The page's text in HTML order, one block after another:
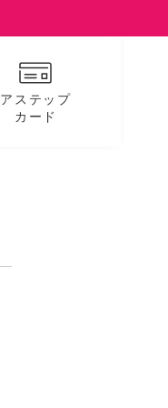
アステップ
カード